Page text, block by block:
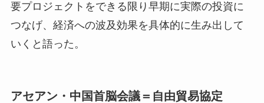
要プロジェクトをできる限り早期に実際の投資に
つなげ、経済への波及効果を具体的に生み出して
いくと語った。
アセアン・中国首脳会議＝自由貿易協定